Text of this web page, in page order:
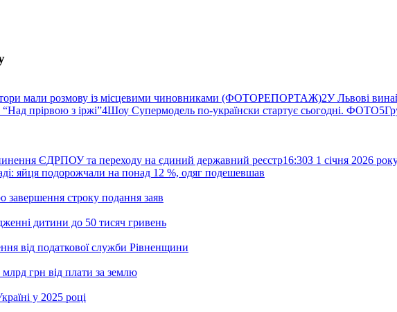
мали розмову із місцевими чиновниками (ФОТОРЕПОРТАЖ)2У Львові
прірвою з іржі”4Шоу Супермодель по-українски стартує сьогодні. ФОТО5
ЄДРПОУ та переходу на єдиний державний реєстр16:30З 1 січня 2026
яйця подорожчали на понад 12 %, одяг подешевшав
строку подання заяв
дитини до 50 тисяч гривень
від податкової служби Рівненщини
грн від плати за землю
у 2025 році